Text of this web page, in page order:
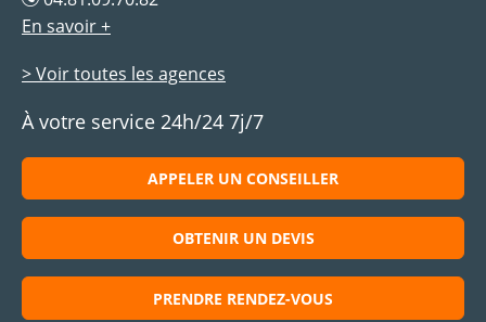
En savoir +
> Voir toutes les agences
À votre service 24h/24 7j/7
APPELER UN CONSEILLER
OBTENIR UN DEVIS
PRENDRE RENDEZ-VOUS